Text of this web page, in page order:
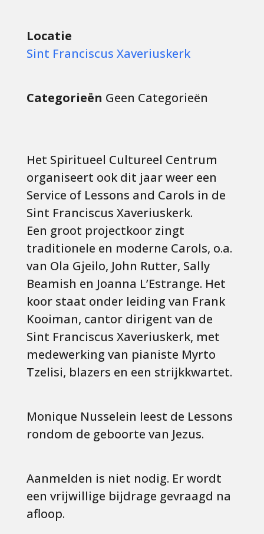
Locatie
Sint Franciscus Xaveriuskerk
Categorieën Geen Categorieën
Het Spiritueel Cultureel Centrum
organiseert ook dit jaar weer een
Service of Lessons and Carols in de
Sint Franciscus Xaveriuskerk.
Een groot projectkoor zingt
traditionele en moderne Carols, o.a.
van Ola Gjeilo, John Rutter, Sally
Beamish en Joanna L’Estrange. Het
koor staat onder leiding van Frank
Kooiman, cantor dirigent van de
Sint Franciscus Xaveriuskerk, met
medewerking van pianiste Myrto
Tzelisi, blazers en een strijkkwartet.
Monique Nusselein leest de Lessons
rondom de geboorte van Jezus.
Aanmelden is niet nodig. Er wordt
een vrijwillige bijdrage gevraagd na
afloop.